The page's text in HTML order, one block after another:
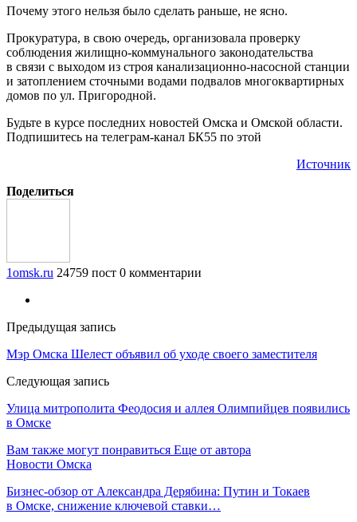
Почему этого нельзя было сделать раньше, не ясно.
Прокуратура, в свою очередь, организовала проверку
соблюдения жилищно-коммунального законодательства
в связи с выходом из строя канализационно-насосной станции
и затоплением сточными водами подвалов многоквартирных
домов по ул. Пригородной.
Будьте в курсе последних новостей Омска и Омской области.
Подпишитесь на телеграм-канал БК55 по этой
Источник
Поделиться
1omsk.ru 24759 пост 0 комментарии
Предыдущая запись
Мэр Омска Шелест объявил об уходе своего заместителя
Следующая запись
Улица митрополита Феодосия и аллея Олимпийцев появились
в Омске
Вам также могут понравиться Еще от автора
Новости Омска
Бизнес-обзор от Александра Дерябина: Путин и Токаев
в Омске, снижение ключевой ставки…